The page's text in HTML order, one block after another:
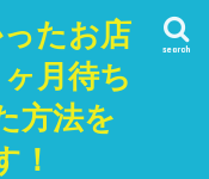
たお店
月待ち
方法を
！
search